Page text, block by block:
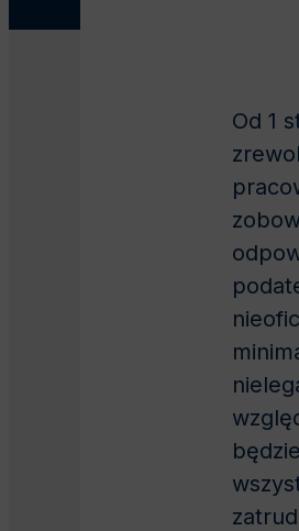
Od 1